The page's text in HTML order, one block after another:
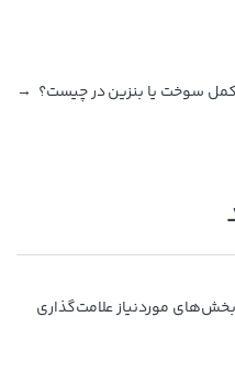
سوخت یا بنزین در چیست؟ →
بخش‌های موردنیاز علامت‌گذاری